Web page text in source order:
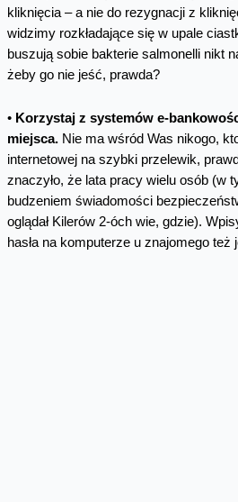
kliknięcia – a nie do rezygnacji z
widzimy rozkładające się w upale
buszują sobie bakterie salmonelli nikt
żeby go nie jeść, prawda?
• Korzystaj z systemów e-
miejsca.Nie ma wśród Was nikogo,
internetowej na szybki przelewik,
znaczyło, że lata pracy wielu osób (w
budzeniem świadomości
oglądał Kilerów 2-óch wie, gdzie).
hasła na komputerze u znajomego też